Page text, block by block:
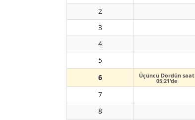
2
3
4
5
6
Üçüncü Dördün saat
05:21'de
7
8